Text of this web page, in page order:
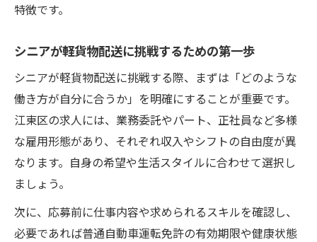
特徴です。
シニアが軽貨物配送に挑戦するための第一歩
シニアが軽貨物配送に挑戦する際、まずは「どのような
働き方が自分に合うか」を明確にすることが重要です。
江東区の求人には、業務委託やパート、正社員など多様
な雇用形態があり、それぞれ収入やシフトの自由度が異
なります。自身の希望や生活スタイルに合わせて選択し
ましょう。
次に、応募前に仕事内容や求められるスキルを確認し、
必要であれば普通自動車運転免許の有効期限や健康状態